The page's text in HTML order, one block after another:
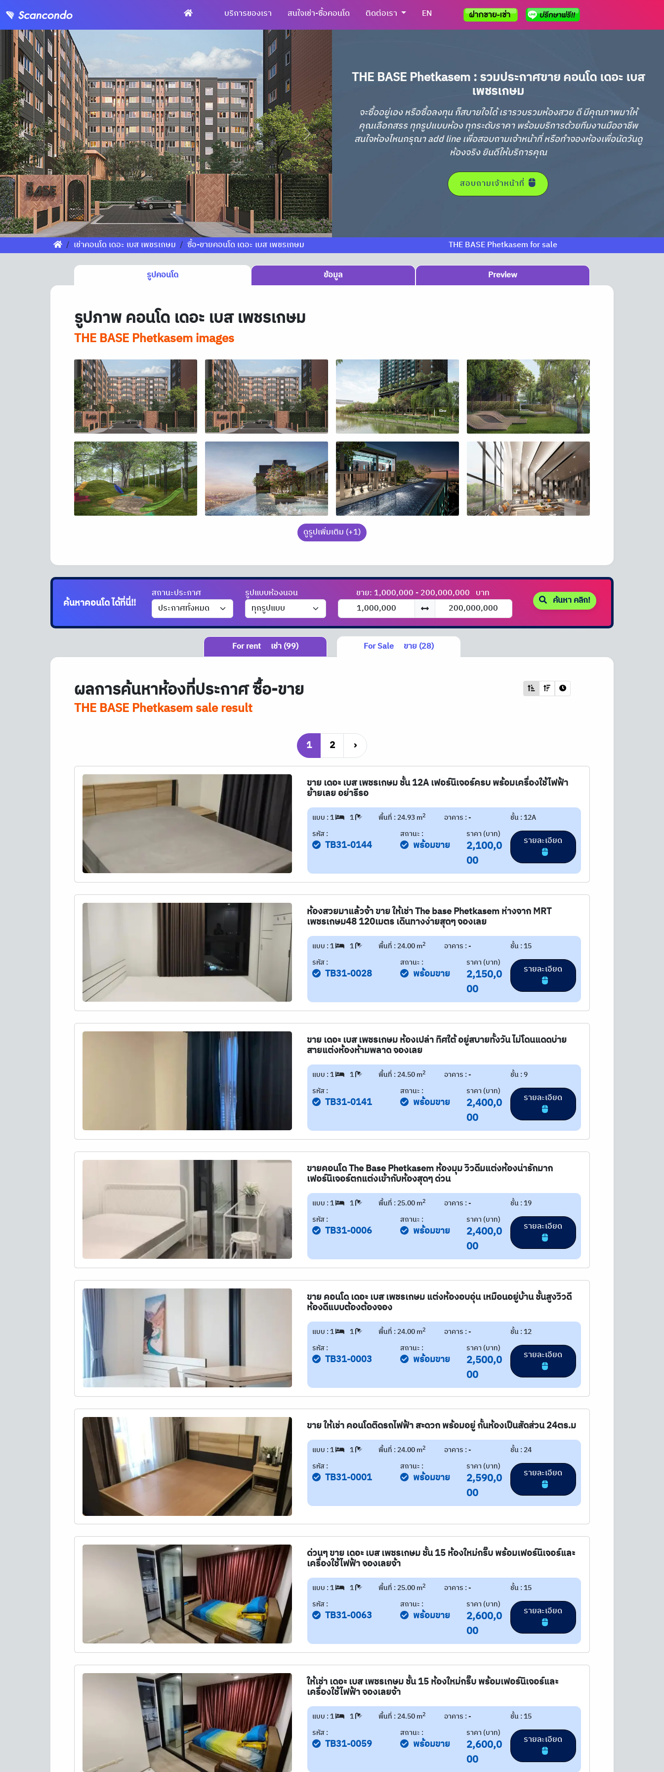
บริการของเรา สนใจเช่า-ซื้อคอนโด ติดต่อเรา EN
THE BASE Phetkasem : รวมประกาศขาย คอนโด เดอะ เบส
เพชรเกษม
จะซื้ออยู่เอง หรือซื้อลงทุน ก็สบายใจได้ เรารวบรวมห้องสวย ดี มีคุณภาพมาให้
คุณเลือกสรร ทุกรูปแบบห้อง ทุกระดับราคา พร้อมบริการด้วยทีมงานมืออาชีพ
สนใจห้องไหนกรุณา add line เพื่อสอบถามเจ้าหน้าที่ หรือทำจองห้องเพื่อนัดวันดู
ห้องจริง ยินดีให้บริการคุณ
สอบถามเจ้าหน้าที่
เช่าคอนโด เดอะ เบส เพชรเกษม ซื้อ-ขายคอนโด เดอะ เบส เพชรเกษม THE BASE Phetkasem for sale
รูปคอนโด ข้อมูล Preview
รูปภาพ คอนโด เดอะ เบส เพชรเกษม
THE BASE Phetkasem images
ดูรูปเพิ่มเติม (+1)
ค้นหาคอนโดได้ที่นี่!!
สถานะประกาศ รูปแบบห้องนอน ขาย: 1,000,000 - 200,000,000 บาท
ค้นหา คลิก!
For rent เช่า (99) For Sale ขาย (28)
ผลการค้นหาห้องที่ประกาศ ซื้อ-ขาย
THE BASE Phetkasem sale result
1 2 ›
ขาย เดอะ เบส เพชรเกษม ชั้น 12A เฟอร์นิเจอร์ครบ พร้อมเครื่องใช้ไฟฟ้า
ย้ายเลย อย่ารีรอ
แบบ : 1 1 พื้นที่ : 24.93 m2 อาคาร : -
ชั้น : 12A
รหัส :
TB31-0144
สถานะ :
พร้อมขาย
ราคา (บาท)
2,100,0
00
ห้องสวยมาแล้วจ้า ขาย ให้เช่า The base Phetkasem ห่างจาก MRT
เพชรเกษม48 120เมตร เดินทางง่ายสุดๆ จองเลย
แบบ : 1 1 พื้นที่ : 24.00 m2 อาคาร : -
ชั้น : 15
รหัส :
TB31-0028
สถานะ :
พร้อมขาย
ราคา (บาท)
2,150,0
00
ขาย เดอะ เบส เพชรเกษม ห้องเปล่า ทิศใต้ อยู่สบายทั้งวัน ไม่โดนแดดบ่าย
สายแต่งห้องห้ามพลาด จองเลย
แบบ : 1 1 พื้นที่ : 24.50 m2 อาคาร : -
ชั้น : 9
รหัส :
TB31-0141
สถานะ :
พร้อมขาย
ราคา (บาท)
2,400,0
00
ขายคอนโด The Base Phetkasem ห้องมุม วิวดีมแต่งห้องน่ารักมาก
เฟอร์นิเจอร์ตกแต่งเข้ากับห้องสุดๆ ด่วน
แบบ : 1 1 พื้นที่ : 25.00 m2 อาคาร : -
ชั้น : 19
รหัส :
TB31-0006
สถานะ :
พร้อมขาย
ราคา (บาท)
2,400,0
00
ขาย คอนโด เดอะ เบส เพชรเกษม แต่งห้องอบอุ่น เหมือนอยู่บ้าน ชั้นสูงวิวดี
ห้องดีแบบต้องต้องจอง
แบบ : 1 1 พื้นที่ : 24.00 m2 อาคาร : -
ชั้น : 12
รหัส :
TB31-0003
สถานะ :
พร้อมขาย
ราคา (บาท)
2,500,0
00
ขาย ให้เช่า คอนโดติดรถไฟฟ้า สะดวก พร้อมอยู่ กั้นห้องเป็นสัดส่วน 24ตร.ม
แบบ : 1 1 พื้นที่ : 24.00 m2 อาคาร : -
ชั้น : 24
รหัส :
TB31-0001
สถานะ :
พร้อมขาย
ราคา (บาท)
2,590,0
00
ด่วนๆ ขาย เดอะ เบส เพชรเกษม ชั้น 15 ห้องใหม่กริ๊บ พร้อมเฟอร์นิเจอร์และ
เครื่องใช้ไฟฟ้า จองเลยจ้า
แบบ : 1 1 พื้นที่ : 25.00 m2 อาคาร : -
ชั้น : 15
รหัส :
TB31-0063
สถานะ :
พร้อมขาย
ราคา (บาท)
2,600,0
00
ให้เช่า เดอะ เบส เพชรเกษม ชั้น 15 ห้องใหม่กริ๊บ พร้อมเฟอร์นิเจอร์และ
เครื่องใช้ไฟฟ้า จองเลยจ้า
แบบ : 1 1 พื้นที่ : 24.50 m2 อาคาร : -
ชั้น : 15
รหัส :
TB31-0059
สถานะ :
พร้อมขาย
ราคา (บาท)
2,600,0
00